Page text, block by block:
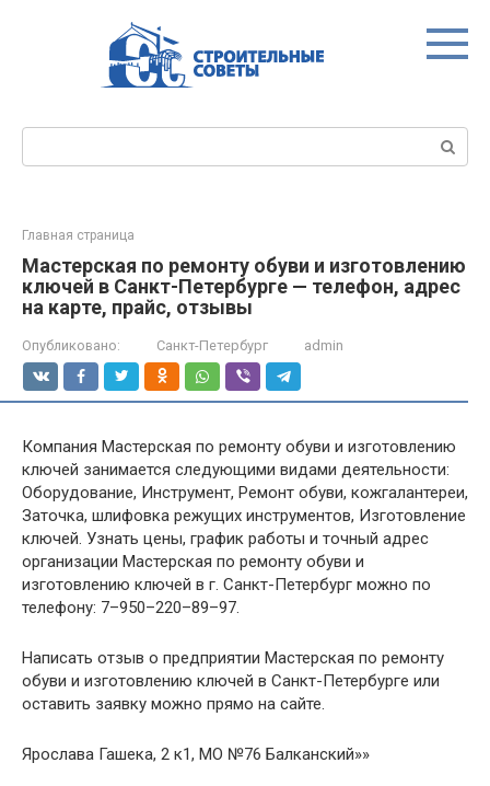
Главная страница
Мастерская по ремонту обуви и изготовлению
ключей в Санкт-Петербурге — телефон, адрес
на карте, прайс, отзывы
Опубликовано: Санкт-Петербург admin
Компания Мастерская по ремонту обуви и изготовлению
ключей занимается следующими видами деятельности:
Оборудование, Инструмент, Ремонт обуви, кожгалантереи,
Заточка, шлифовка режущих инструментов, Изготовление
ключей. Узнать цены, график работы и точный адрес
организации Мастерская по ремонту обуви и
изготовлению ключей в г. Санкт-Петербург можно по
телефону: 7–950–220–89–97.
Написать отзыв о предприятии Мастерская по ремонту
обуви и изготовлению ключей в Санкт-Петербурге или
оставить заявку можно прямо на сайте.
Ярослава Гашека, 2 к1, МО №76 Балканский»»